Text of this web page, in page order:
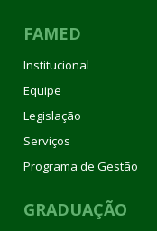
FAMED
Institucional
Equipe
Legislação
Serviços
Programa de Gestão
GRADUAÇÃO